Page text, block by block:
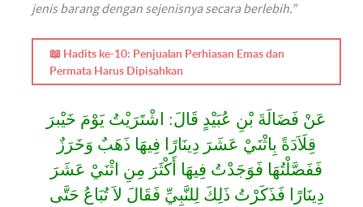
jenis barang dengan sejenisnya secara berlebih.”
📖 Hadits ke-10: Penjualan Perhiasan Emas dan
Permata Harus Dipisahkan
عَنْ فَضَالَةَ بْنِ عُبَيْدٍ قَالَ: اشْتَرَيْتُ يَوْمَ خَيْبرَ
قِلَاَدَةً بِاثْنَيْ عَشَرَ دِينَارًا فِيهَا ذَهَبٌ وَخَرَزٌ
فَفَصَّلْتُهَا فَوَجَدْتُ فِيهَا أَكْثَرَ مِنِ اثْنَيْ عَشَرَ
دِينَارًا فَذَكَرْتُ ذَلِكَ لِلنَّبِيِّ فَقَالَ لاَ تُبَاعُ حَتَّى